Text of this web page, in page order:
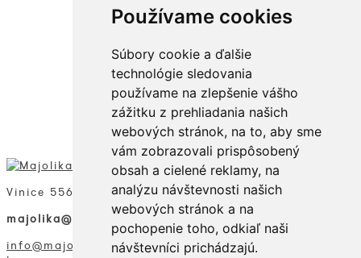
Používame cookies
Súbory cookie a ďalšie
technológie sledovania
používame na zlepšenie vášho
zážitku z prehliadania našich
webových stránok, na to, aby sme
vám zobrazovali prispôsobený
obsah a cielené reklamy, na
analýzu návštevnosti našich
webových stránok a na
pochopenie toho, odkiaľ naši
návštevníci prichádzajú.
Vinice 5562/3, 902 03 PEZINOK
majolika@atlas.sk
info@majolika-r.sk